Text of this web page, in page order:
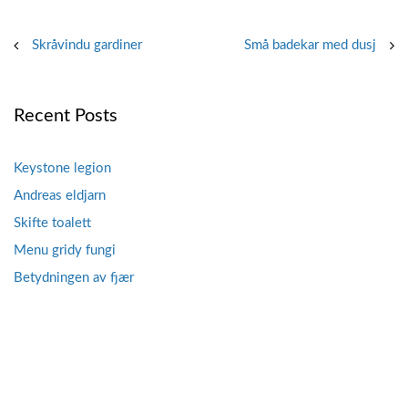
Post
Skråvindu gardiner Små badekar med dusj
Recent Posts
Keystone legion
Andreas eldjarn
Skifte toalett
Menu gridy fungi
Betydningen av fjær